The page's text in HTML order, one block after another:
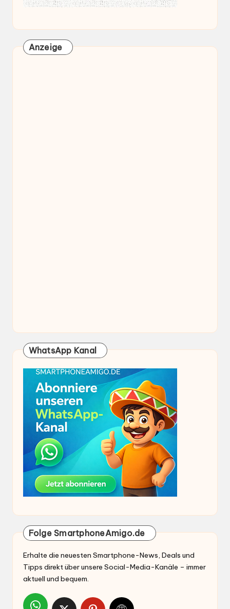
Anzeige
WhatsApp Kanal
Folge SmartphoneAmigo.de
Erhalte die neuesten Smartphone-News, Deals und
Tipps direkt über unsere Social-Media-Kanäle – immer
aktuell und bequem.